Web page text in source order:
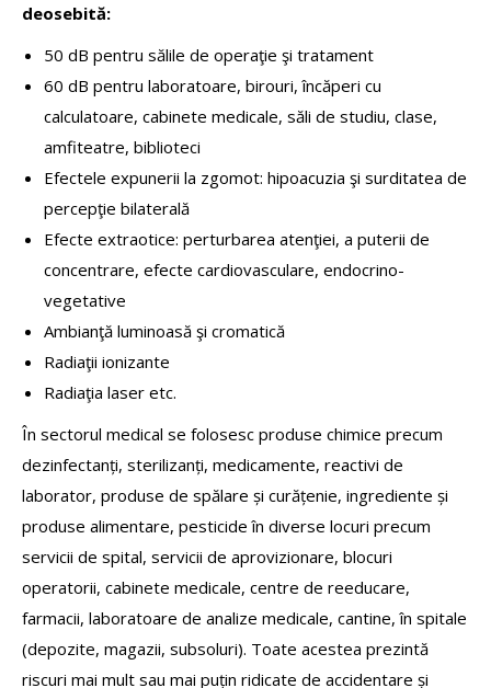
deosebită:
50 dB pentru sălile de operaţie şi tratament
60 dB pentru laboratoare, birouri, încăperi cu
calculatoare, cabinete medicale, săli de studiu, clase,
amfiteatre, biblioteci
Efectele expunerii la zgomot: hipoacuzia şi surditatea de
percepţie bilaterală
Efecte extraotice: perturbarea atenţiei, a puterii de
concentrare, efecte cardiovasculare, endocrino-
vegetative
Ambianţă luminoasă şi cromatică
Radiaţii ionizante
Radiaţia laser etc.
În sectorul medical se folosesc produse chimice precum
dezinfectanți, sterilizanți, medicamente, reactivi de
laborator, produse de spălare și curățenie, ingrediente și
produse alimentare, pesticide în diverse locuri precum
servicii de spital, servicii de aprovizionare, blocuri
operatorii, cabinete medicale, centre de reeducare,
farmacii, laboratoare de analize medicale, cantine, în spitale
(depozite, magazii, subsoluri). Toate acestea prezintă
riscuri mai mult sau mai puțin ridicate de accidentare și